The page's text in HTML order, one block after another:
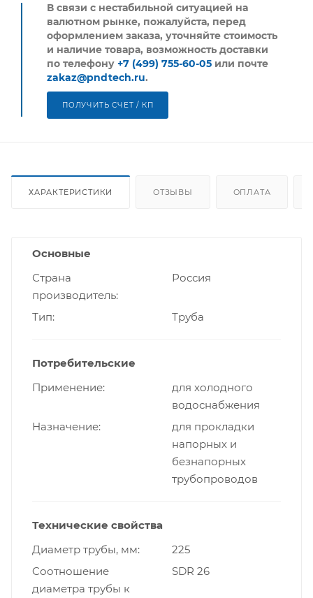
В связи с нестабильной ситуацией на
валютном рынке, пожалуйста, перед
оформлением заказа, уточняйте стоимость
и наличие товара, возможность доставки
по телефону +7 (499) 755-60-05 или почте
zakaz@pndtech.ru.
ПОЛУЧИТЬ СЧЕТ / КП
ХАРАКТЕРИСТИКИ ОТЗЫВЫ ОПЛАТА
Основные
Страна
производитель
Россия
Тип Труба
Потребительские
Применение
для холодного
водоснабжения
Назначение
для прокладки
напорных и
безнапорных
трубопроводов
Технические свойства
Диаметр трубы, мм
225
Cоотношение
диаметра трубы к
SDR 26